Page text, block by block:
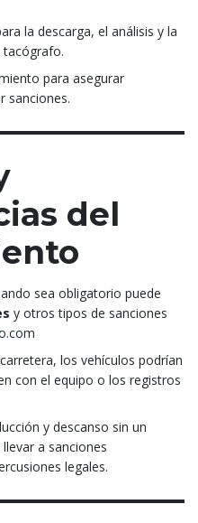
la descarga, el análisis y la
tacógrafo.
para asegurar
sanciones.
del
sea obligatorio puede
y otros tipos de sanciones
los vehículos podrían
con el equipo o los registros
y descanso sin un
a sanciones
legales.